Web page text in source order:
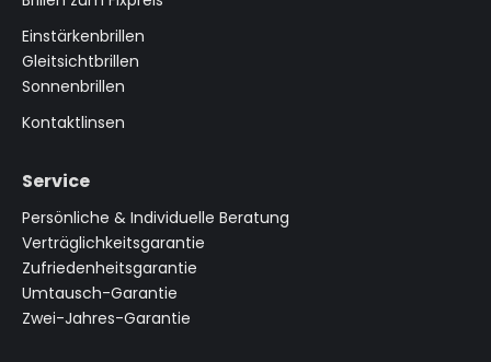
Einstärkenbrillen
Gleitsichtbrillen
Sonnenbrillen
Kontaktlinsen
Service
Persönliche & Individuelle Beratung
Verträglichkeitsgarantie
Zufriedenheitsgarantie
Umtausch-Garantie
Zwei-Jahres-Garantie